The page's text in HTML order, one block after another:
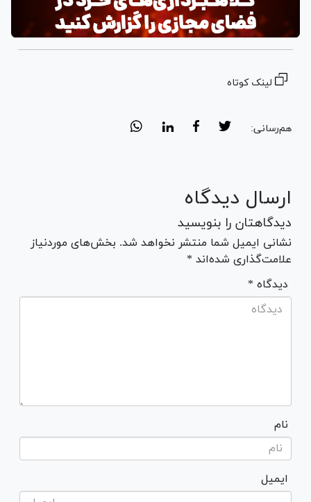
لینک کوتاه
هم‌رسانی:
ارسال دیدگاه
دیدگاهتان را بنویسید
نشانی ایمیل شما منتشر نخواهد شد. بخش‌های موردنیاز
علامت‌گذاری شده‌اند *
* دیدگاه
نام
ایمیل